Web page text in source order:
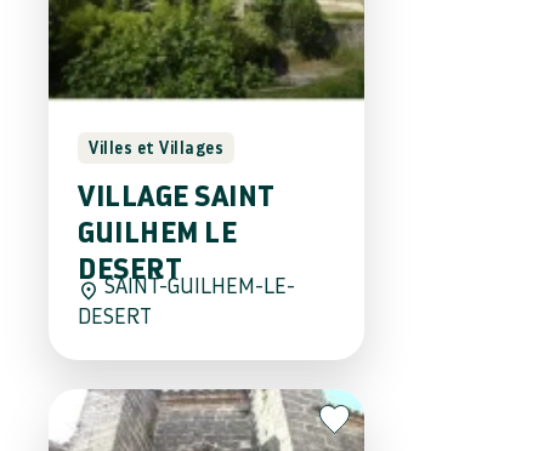
Villes et Villages
VILLAGE SAINT
GUILHEM LE
DESERT
SAINT-GUILHEM-LE-
DESERT